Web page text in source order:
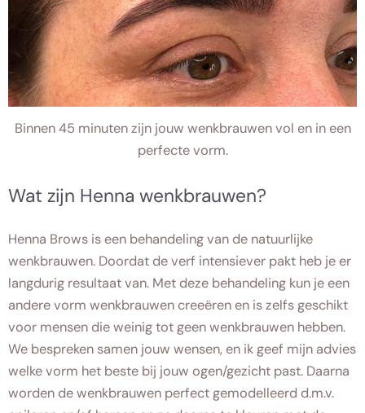
Binnen 45 minuten zijn jouw wenkbrauwen vol en in een
perfecte vorm.
Wat zijn Henna wenkbrauwen?
Henna Brows is een behandeling van de natuurlijke
wenkbrauwen. Doordat de verf intensiever pakt heb je er
langdurig resultaat van. Met deze behandeling kun je een
andere vorm wenkbrauwen creeëren en is zelfs geschikt
voor mensen die weinig tot geen wenkbrauwen hebben.
We bespreken samen jouw wensen, en ik geef mijn advies
welke vorm het beste bij jouw ogen/gezicht past. Daarna
worden de wenkbrauwen perfect gemodelleerd d.m.v.